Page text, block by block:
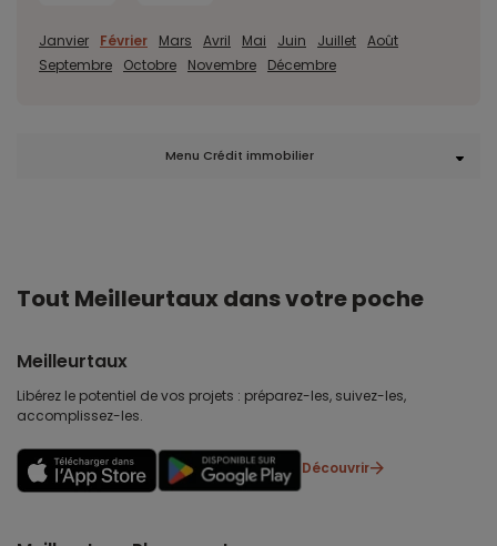
Janvier Février Mars Avril Mai Juin Juillet Août
Septembre
Octobre Novembre Décembre
Menu Crédit immobilier
Tout Meilleurtaux dans votre poche
Meilleurtaux
Libérez le potentiel de vos projets : préparez-les, suivez-les,
accomplissez-les.
Découvrir